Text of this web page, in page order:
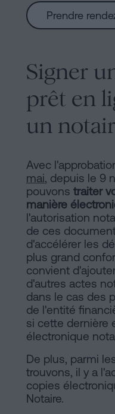
Prendre
Signer
prêt en
un
Avec
mai, depuis le 9
pouvons traiter
manière
l'autorisation
de ces
d'accélérer les
plus grand
convient
d'autres actes
dans le cas des
de l'entité
si cette dernière
électronique
De plus, parmi
trouvons, il y a
copies
Notaire.